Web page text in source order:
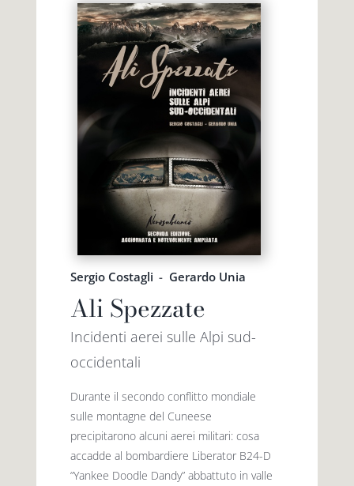
Sergio Costagli - Gerardo Unia
Ali Spezzate
Incidenti aerei sulle Alpi sud-
occidentali
Durante il secondo conflitto mondiale
sulle montagne del Cuneese
precipitarono alcuni aerei militari: cosa
accadde al bombardiere Liberator B24-D
“Yankee Doodle Dandy” abbattuto in valle